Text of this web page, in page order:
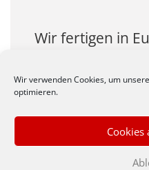
Wir verwenden Cookies, um
optimieren.
Cookies
Wir fertigen in
wirtschlaftlichen